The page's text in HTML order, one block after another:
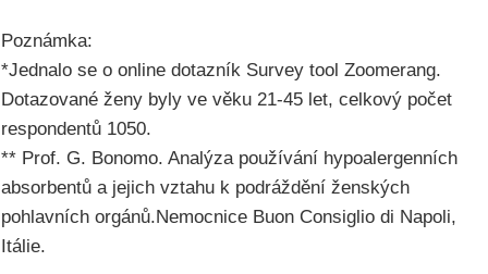
Poznámka:
*Jednalo se o online dotazník Survey tool Zoomerang.
Dotazované ženy byly ve věku 21-45 let, celkový počet
respondentů 1050.
** Prof. G. Bonomo. Analýza používání hypoalergenních
absorbentů a jejich vztahu k podráždění ženských
pohlavních orgánů.Nemocnice Buon Consiglio di Napoli,
Itálie.